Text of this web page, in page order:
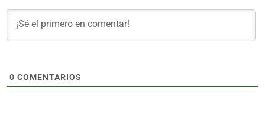
0 COMENTARIOS